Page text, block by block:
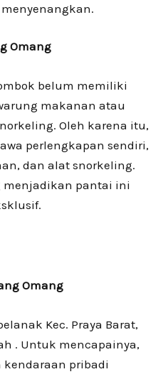
Omang
belum memiliki
makanan atau
Oleh karena itu,
perlengkapan sendiri,
dan alat snorkeling.
menjadikan pantai ini
Omang
Kec. Praya Barat,
. Untuk mencapainya,
pribadi